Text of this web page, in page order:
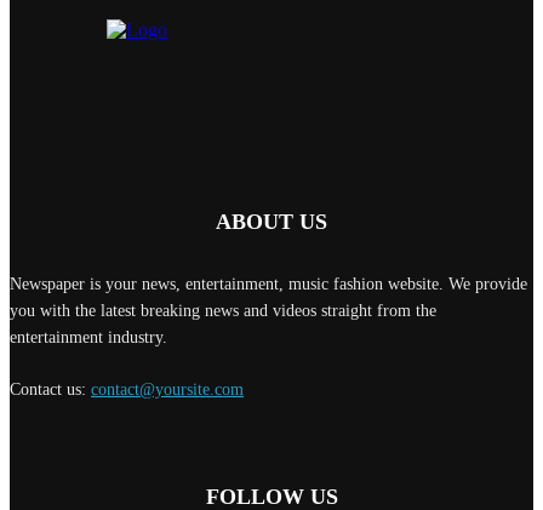
ABOUT US
Newspaper is your news, entertainment, music fashion website. We provide
you with the latest breaking news and videos straight from the
entertainment industry.
Contact us: contact@yoursite.com
FOLLOW US